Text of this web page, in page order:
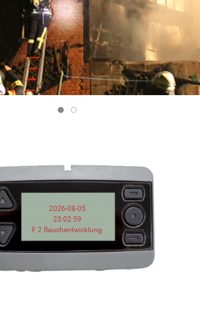
2026-08-05
23:02:59
F 2 Rauchentwicklung